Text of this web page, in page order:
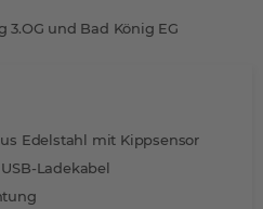
Edelstahl mit Kippsensor
Ladekabel
und Bad König EG